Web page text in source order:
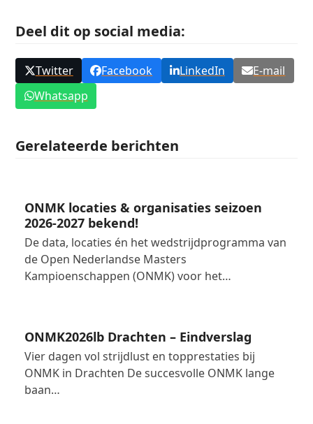
Deel dit op social media:
Twitter Facebook LinkedIn
E-mail
Whatsapp
Gerelateerde berichten
ONMK locaties & organisaties seizoen
2026-2027 bekend!
De data, locaties én het wedstrijdprogramma van
de Open Nederlandse Masters
Kampioenschappen (ONMK) voor het…
ONMK2026lb Drachten – Eindverslag
Vier dagen vol strijdlust en topprestaties bij
ONMK in Drachten De succesvolle ONMK lange
baan…